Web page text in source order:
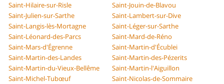
Saint-Hilaire-sur-Risle
Saint-Jouin-de-Blavou
Saint-Julien-sur-Sarthe
Saint-Lambert-sur-Dive
Saint-Langis-lès-Mortagne
Saint-Léger-sur-Sarthe
Saint-Léonard-des-Parcs
Saint-Mard-de-Réno
Saint-Mars-d'Égrenne
Saint-Martin-d'Écublei
Saint-Martin-des-Landes
Saint-Martin-des-Pézerits
Saint-Martin-du-Vieux-Bellême
Saint-Martin-l'Aiguillon
Saint-Michel-Tubœuf
Saint-Nicolas-de-Sommaire